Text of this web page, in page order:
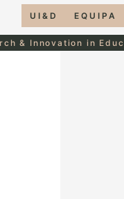
UI&D EQUIPA
& Innovation in